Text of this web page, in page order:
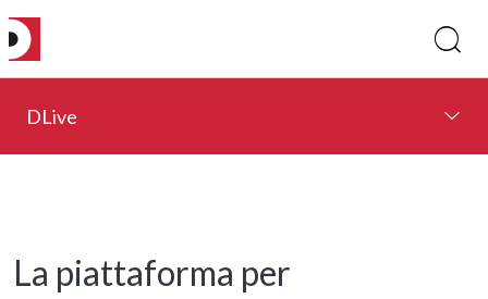
DLive
La piattaforma per